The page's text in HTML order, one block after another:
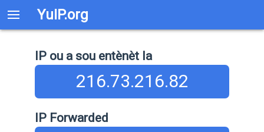
YuIP.org
IP ou a sou entènèt la
216.73.216.82
IP Forwarded